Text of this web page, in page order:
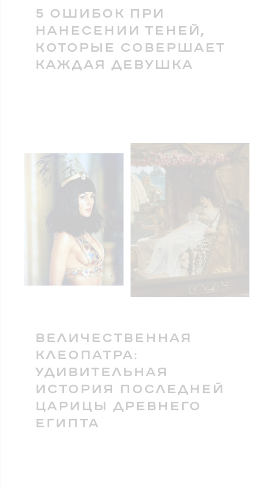
5 ОШИБОК ПРИ
НАНЕСЕНИИ ТЕНЕЙ,
КОТОРЫЕ СОВЕРШАЕТ
КАЖДАЯ ДЕВУШКА
ВЕЛИЧЕСТВЕННАЯ
КЛЕОПАТРА:
УДИВИТЕЛЬНАЯ
ИСТОРИЯ ПОСЛЕДНЕЙ
ЦАРИЦЫ ДРЕВНЕГО
ЕГИПТА